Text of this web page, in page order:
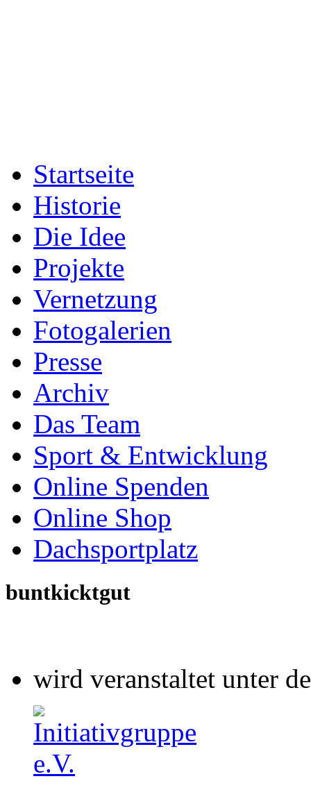
Startseite
Historie
Die Idee
Projekte
Vernetzung
Fotogalerien
Presse
Archiv
Das Team
Sport & Entwicklung
Online Spenden
Online Shop
Dachsportplatz
buntkicktgut
wird veranstaltet unter